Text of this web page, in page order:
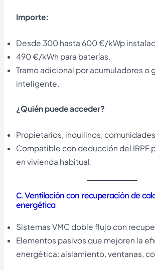
Importe:
Desde 300 hasta 600 €/kWp
490 €/kWh para baterías.
Tramo adicional por acumuladores o
inteligente.
¿Quién puede acceder?
Propietarios, inquilinos,
Compatible con deducción del IRPF
en vivienda habitual.
C. Ventilación con recuperación de
energética
Sistemas VMC doble flujo con
Elementos pasivos que mejoren la
energética: aislamiento, ventanas,